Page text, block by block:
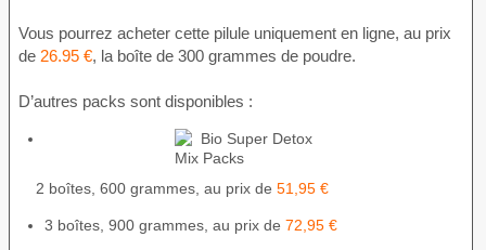
Vous pourrez acheter cette pilule uniquement en ligne, au prix
de 26.95 €, la boîte de 300 grammes de poudre.
D’autres packs sont disponibles :
2 boîtes, 600 grammes, au prix de 51,95 €
3 boîtes, 900 grammes, au prix de 72,95 €